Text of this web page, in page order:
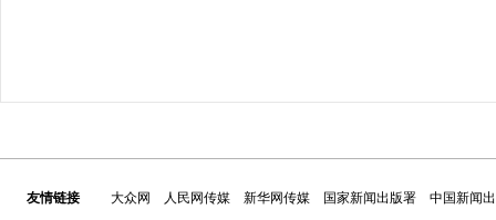
友情链接 大众网 人民网传媒 新华网传媒 国家新闻出版署
中国新闻